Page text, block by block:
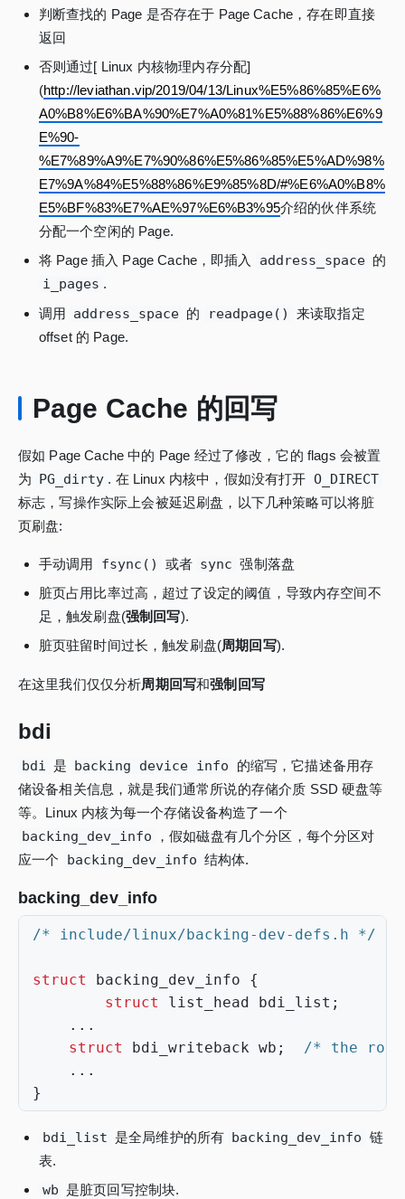
判断查找的 Page 是否存在于 Page Cache，存在即直接
返回
否则通过[ Linux 内核物理内存分配]
(http://leviathan.vip/2019/04/13/Linux%E5%86%85%E6%
A0%B8%E6%BA%90%E7%A0%81%E5%88%86%E6%9
E%90-
%E7%89%A9%E7%90%86%E5%86%85%E5%AD%98%
E7%9A%84%E5%88%86%E9%85%8D/#%E6%A0%B8%
E5%BF%83%E7%AE%97%E6%B3%95介绍的伙伴系统
分配一个空闲的 Page.
将 Page 插入 Page Cache，即插入
address_space 的
i_pages .
调用 address_space 的 readpage()
来读取指定
offset 的 Page.
Page Cache 的回写
假如 Page Cache 中的 Page 经过了修改，它的 flags 会被置
为 PG_dirty . 在 Linux 内核中，假如没有打开 O_DIRECT
标志，写操作实际上会被延迟刷盘，以下几种策略可以将脏
页刷盘:
手动调用 fsync() 或者 sync 强制落盘
脏页占用比率过高，超过了设定的阈值，导致内存空间不
足，触发刷盘(强制回写).
脏页驻留时间过长，触发刷盘(周期回写).
在这里我们仅仅分析周期回写和强制回写
bdi
bdi 是 backing device info
的缩写，它描述备用存
储设备相关信息，就是我们通常所说的存储介质 SSD 硬盘等
等。Linux 内核为每一个存储设备构造了一个
backing_dev_info
，假如磁盘有几个分区，每个分区对
应一个
backing_dev_info 结构体.
backing_dev_info
/* include/linux/backing-dev-defs.h */
struct backing_dev_info
{
struct
list_head bdi_list ;
...
struct
bdi_writeback wb ;
/* the
...
}
bdi_list 是全局维护的所有 backing_dev_info 链
表.
wb 是脏页回写控制块.